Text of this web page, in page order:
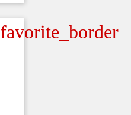
favorite_border